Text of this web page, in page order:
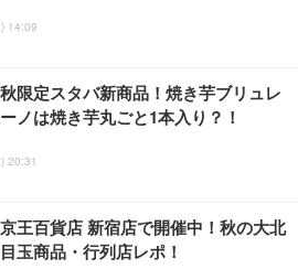
14:09
秋限定スタバ新商品！焼き芋ブリュレ
ノは焼き芋丸ごと1本入り？！
20:31
京王百貨店 新宿店で開催中！秋の大北
玉商品・行列店レポ！